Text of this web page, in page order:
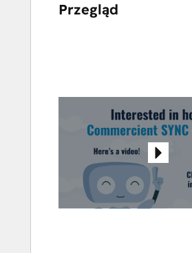
Przegląd
elementy